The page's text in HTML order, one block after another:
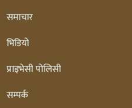
समाचार
भिडियो
प्राइभेसी पोलिसी
सम्पर्क